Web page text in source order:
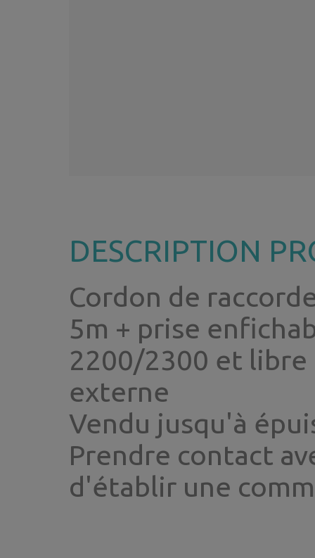
DESCRIPTION
Cordon de
5m + prise
2200/2300 et
externe
Vendu jusqu'à
Prendre contact
d'établir une